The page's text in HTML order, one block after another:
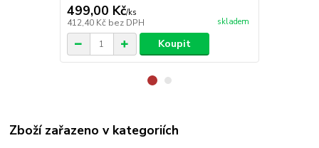
499,00 Kč/ks
412,40 Kč bez DPH skladem
Koupit
Zboží zařazeno v kategoriích